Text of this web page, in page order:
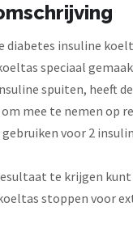
diabetes insuline
speciaal
spuiten, heeft
mee te nemen op
voor 2
te krijgen kunt
stoppen voor